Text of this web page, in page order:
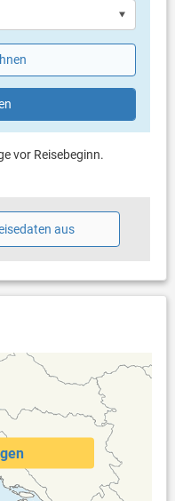
vor Reisebeginn.
aus